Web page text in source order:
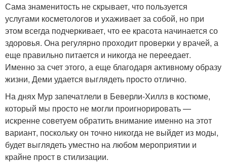
Сама знаменитость не скрывает, что пользуется
услугами косметологов и ухаживает за собой, но при
этом всегда подчеркивает, что ее красота начинается со
здоровья. Она регулярно проходит проверки у врачей, а
еще правильно питается и никогда не переедает.
Именно за счет этого, а еще благодаря активному образу
жизни, Деми удается выглядеть просто отлично.
На днях Мур запечатлели в Беверли-Хиллз в костюме,
который мы просто не могли проигнорировать —
искренне советуем обратить внимание именно на этот
вариант, поскольку он точно никогда не выйдет из моды,
будет выглядеть уместно на любом мероприятии и
крайне прост в стилизации.